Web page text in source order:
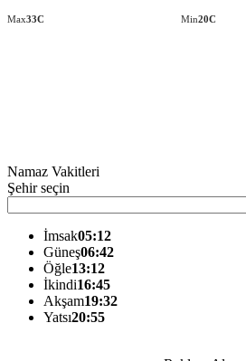
Max33C Min20C
Namaz Vakitleri
Şehir seçin
İmsak05:12
Güneş06:42
Öğle13:12
İkindi16:45
Akşam19:32
Yatsı20:55